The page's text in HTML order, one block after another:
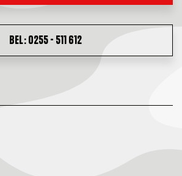
BEL: 0255 - 511 612